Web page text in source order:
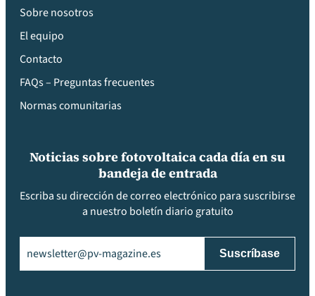
Sobre nosotros
El equipo
Contacto
FAQs – Preguntas frecuentes
Normas comunitarias
Noticias sobre fotovoltaica cada día en su
bandeja de entrada
Escriba su dirección de correo electrónico para suscribirse
a nuestro boletín diario gratuito